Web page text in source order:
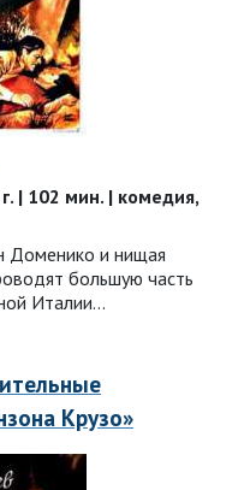
| 102 мин. | комедия,
Доменико и нищая
большую часть
Италии…
Крузо»